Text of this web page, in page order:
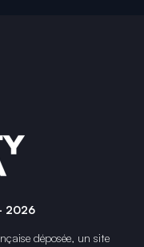
2026
déposée, un site